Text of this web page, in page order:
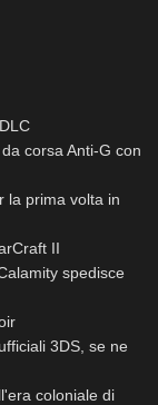
corsa Anti-G con
la prima volta in
II
spedisce
3DS, se ne
coloniale di